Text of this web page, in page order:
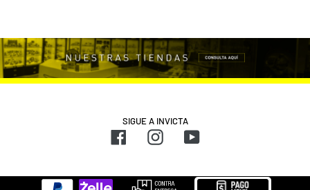
SIGUE A INVICTA
FacebookInstagramYouTube
Métodos